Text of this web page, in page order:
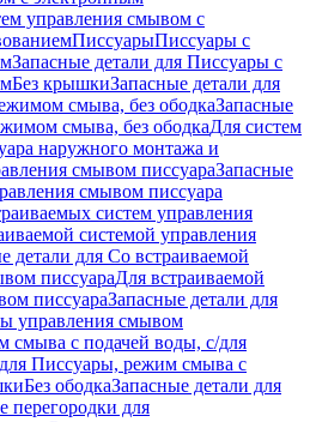
управления смывом с
ПиссуарыПиссуары с
Запасные детали для Писсуары с
Без крышкиЗапасные детали для
смыва, без ободкаЗапасные
смыва, без ободкаДля систем
наружного монтажа и
смывом писсуараЗапасные
смывом писсуара
систем управления
системой управления
детали для Со встраиваемой
писсуараДля встраиваемой
писсуараЗапасные детали для
управления смывом
смыва с подачей воды, с/для
Писсуары, режим смыва с
Без ободкаЗапасные детали для
перегородки для